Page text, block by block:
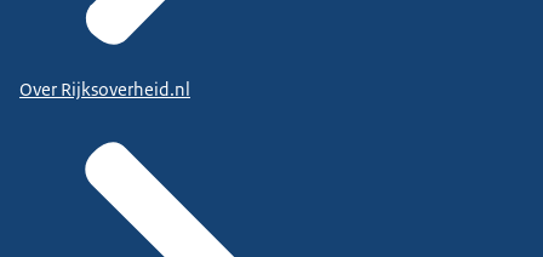
Over Rijksoverheid.nl